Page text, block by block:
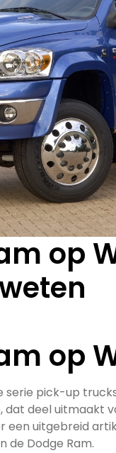
op
op
serie pick-up
dat deel uitmaakt
een uitgebreid
de Dodge Ram.